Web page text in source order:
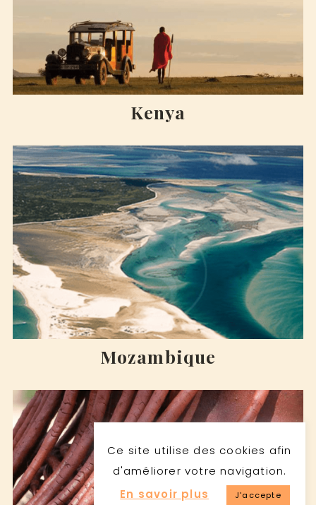
Kenya
Mozambique
Ce site utilise des cookies afin
d'améliorer votre navigation.
En savoir plus
J'accepte